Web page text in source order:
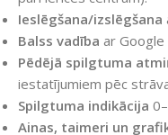
Ieslēgšana/izslēgšana
Balss vadība ar Google
Pēdējā spilgtuma
iestatījumiem pēc
Spilgtuma indikācija
Ainas, taimeri un